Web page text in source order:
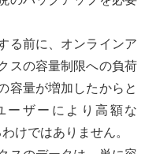
る前に、オンラインア
スの容量制限への負荷
容量が増加したからと
ーザーにより高額な
けではありません。